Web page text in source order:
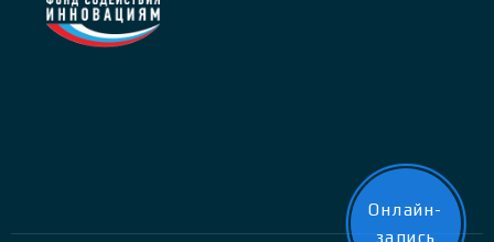
Онлайн-
запись